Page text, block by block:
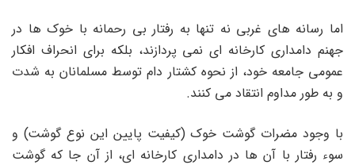
اما رسانه های غربی نه تنها به رفتار بی رحمانه با خوک ها در
جهنم دامداری کارخانه ای نمی پردازند، بلکه برای انحراف افکار
عمومی جامعه خود، از نحوه کشتار دام توسط مسلمانان به شدت
و به طور مداوم انتقاد می کنند.
با وجود مضرات گوشت خوک (کیفیت پایین این نوع گوشت) و
سوء رفتار با آن ها در دامداری کارخانه ای، از آن جا که گوشت